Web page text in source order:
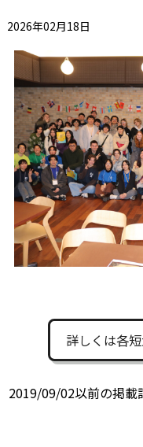
2026年02月18日
詳しくは各
2019/09/02以前の掲載